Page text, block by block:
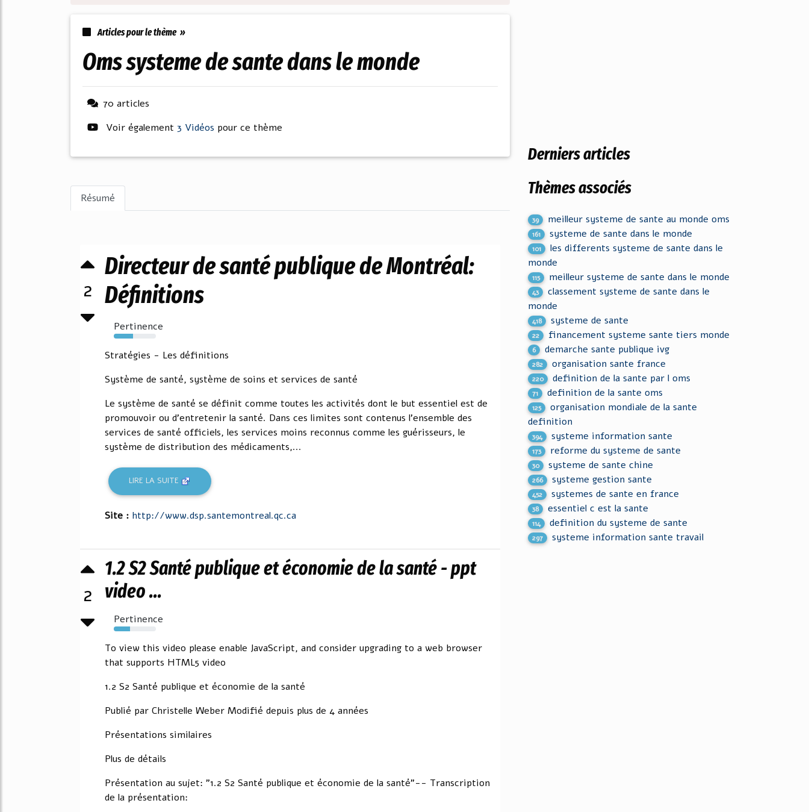
Articles pour le thème »
oms systeme de sante dans le monde
70 articles
Voir également 3 Vidéos pour ce thème
Résumé
2
Directeur de santé publique de Montréal:
Définitions
Pertinence
46%
Stratégies - Les définitions
Système de santé, système de soins et services de santé
Le système de santé se définit comme toutes les activités dont le but essentiel est de
promouvoir ou d'entretenir la santé. Dans ces limites sont contenus l'ensemble des
services de santé officiels, les services moins reconnus comme les guérisseurs, le
système de distribution des médicaments,...
LIRE LA SUITE
Site : http://www.dsp.santemontreal.qc.ca
2
1.2 S2 Santé publique et économie de la santé - ppt
video ...
Pertinence
38%
To view this video please enable JavaScript, and consider upgrading to a web browser
that supports HTML5 video
1.2 S2 Santé publique et économie de la santé
Publié par Christelle Weber Modifié depuis plus de 4 années
Présentations similaires
Plus de détails
Présentation au sujet: "1.2 S2 Santé publique et économie de la santé"-- Transcription
de la présentation:
Derniers articles
Thèmes associés
39 meilleur systeme de sante au monde oms
161 systeme de sante dans le monde
101
les differents systeme de sante dans le
monde
115 meilleur systeme de sante dans le monde
43
classement systeme de sante dans le
monde
418 systeme de sante
22 financement systeme sante tiers monde
6 demarche sante publique ivg
282 organisation sante france
220 definition de la sante par l oms
71 definition de la sante oms
125
organisation mondiale de la sante
definition
394 systeme information sante
173 reforme du systeme de sante
30 systeme de sante chine
266 systeme gestion sante
452 systemes de sante en france
38 essentiel c est la sante
114 definition du systeme de sante
297 systeme information sante travail